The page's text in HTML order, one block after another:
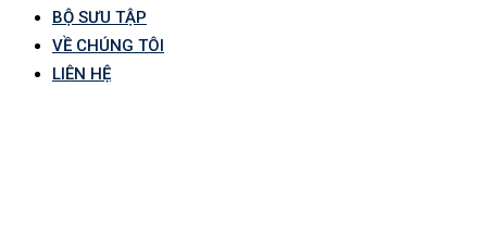
BỘ SƯU TẬP
VỀ CHÚNG TÔI
LIÊN HỆ